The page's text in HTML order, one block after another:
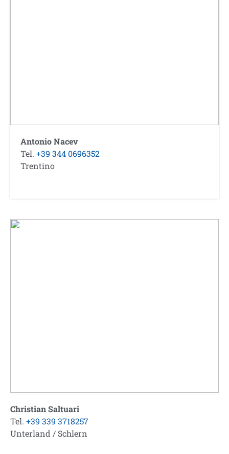
Antonio Nacev
Tel. +39 344 0696352
Trentino
Christian Saltuari
Tel. +39 339 3718257
Unterland / Schlern